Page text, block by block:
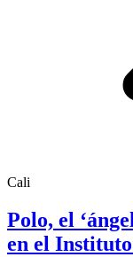
Cali
Polo, el
en el